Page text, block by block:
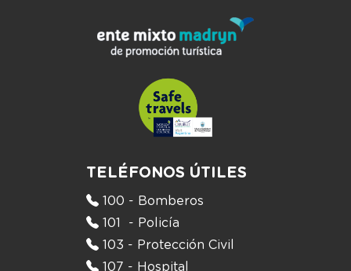
TELÉFONOS ÚTILES
100 - Bomberos
101 - Policía
103 - Protección Civil
107 - Hospital